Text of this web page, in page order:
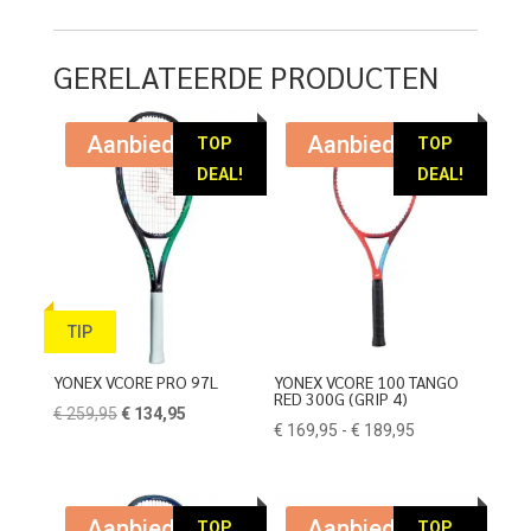
GERELATEERDE PRODUCTEN
TOP
DEAL!
TIP
Aanbieding!
YONEX VCORE PRO 97L
€259,95 Oorspronkelijke
€ 259,95.
€134,95Huidige
€ 134,95.
TOP
DEAL!
Aanbieding!
YONEX VCORE 100 TANGO
RED 300G (GRIP 4)
€ 169,95 - € 189,95
€ 189,95